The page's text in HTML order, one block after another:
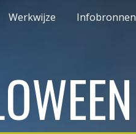
navigation
Werkwijze Infobronnen